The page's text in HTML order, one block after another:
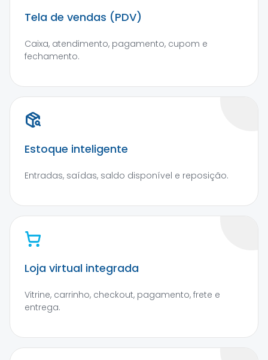
Tela de vendas (PDV)
Caixa, atendimento, pagamento, cupom e
fechamento.
Estoque inteligente
Entradas, saídas, saldo disponível e reposição.
Loja virtual integrada
Vitrine, carrinho, checkout, pagamento, frete e
entrega.